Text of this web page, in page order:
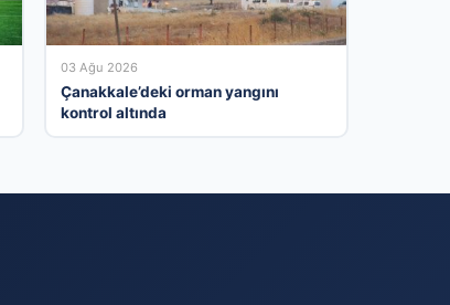
03 Ağu 2026
Çanakkale’deki orman yangını
kontrol altında